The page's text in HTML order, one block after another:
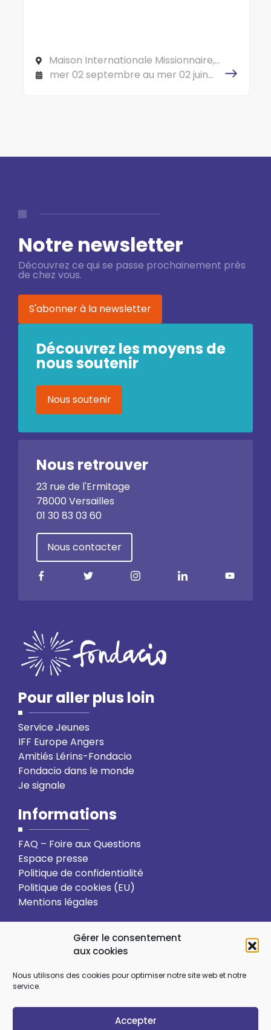
Gérer le consentement
aux cookies
Nous utilisons des cookies pour optimiser notre site web et notre
service.
Accepter
Maison Internationale Missionnaire,
150 cours Gambetta 69007 LYON
mer 02 septembre au mer 02 juin
Notre newsletter
Découvrez ce qui se passe prochainement près
de chez vous.
S'abonner à la newsletter
Découvrez les moyens de
nous soutenir
Nous soutenir
Nous retrouver
23 rue de l'Ermitage
78000 Versailles
01 30 83 03 60
Nous contacter
Pour aller plus loin
Service Jeunes
IFF Europe Angers
Amitiés Lérins-Fondacio
Fondacio dans le monde
Je signale
Informations
FAQ – Foire aux Questions
Espace presse
Politique de confidentialité
Politique de cookies (EU)
Mentions légales
Action solidaire Formation